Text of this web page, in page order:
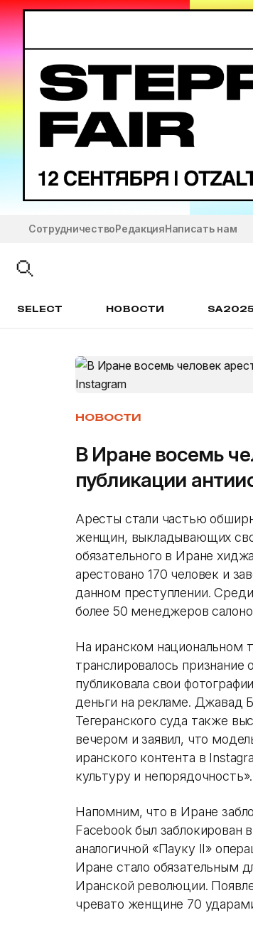
СотрудничествоРедакцияНаписать нам
SELECT НОВОСТИ
НОВОСТИ
В Иране восемь
публикации
Аресты стали частью
женщин, выкладывающих
обязательного в Иране
арестовано 170 человек и
данном преступлении.
более 50 менеджеров
На иранском национальном
транслировалось
публиковала свои
деньги на рекламе. Джавад
Тегеранского суда также
вечером и заявил, что
иранского контента в
культуру и непорядочность».
Напомним, что в Иране
Facebook был заблокирован
аналогичной «Пауку II»
Иране стало обязательным
Иранской революции.
чревато женщине 70